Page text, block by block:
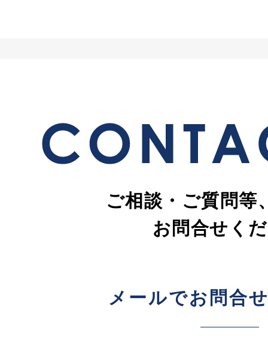
ご相談・ご質問等
お問合せく
メールでお問合